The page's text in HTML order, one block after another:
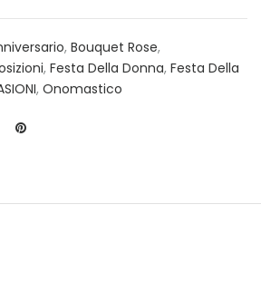
, Bouquet Rose,
, Festa Della Donna, Festa Della
, Onomastico